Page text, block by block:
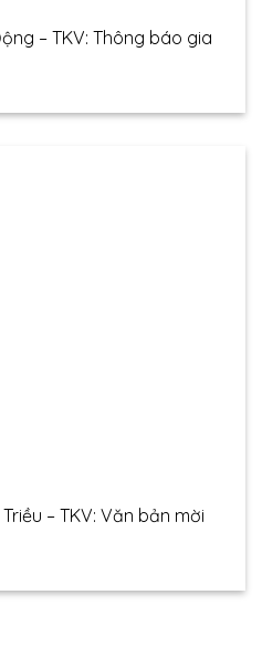
– TKV: Thông báo gia
– TKV: Văn bản mời